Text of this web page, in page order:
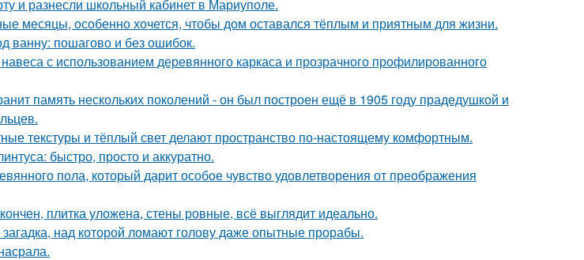
и разнесли школьный кабинет в Мариуполе.
месяцы, особенно хочется, чтобы дом оставался тёплым и приятным для жизни.
ванну: пошагово и без ошибок.
с использованием деревянного каркаса и прозрачного профилированного
память нескольких поколений - он был построен ещё в 1905 году прадедушкой и
текстуры и тёплый свет делают пространство по-настоящему комфортным.
быстро, просто и аккуратно.
пола, который дарит особое чувство удовлетворения от преображения
плитка уложена, стены ровные, всё выглядит идеально.
загадка, над которой ломают голову даже опытные прорабы.